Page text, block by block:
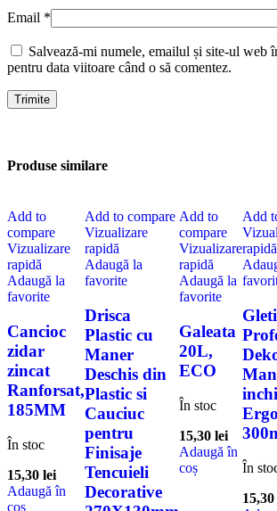
Email *
Salvează-mi numele, emailul și site-ul web
pentru data viitoare când o să comentez.
Produse similare
Add to
compare
Vizualizare
rapidă
Adaugă la
favorite
Cancioc
zidar
zincat
Ranforsat,
185MM
În stoc
15,30 lei
Adaugă în
coș
Add to compare
Vizualizare
rapidă
Adaugă la
favorite
Drisca
Plastic cu
Maner
Deschis din
Plastic si
Cauciuc
pentru
Finisaje
Tencuieli
Decorative
Add to
compare
Vizualizare
rapidă
Adaugă la
favorite
Galeata
20L,
ECO
În stoc
15,30 lei
Adaugă în
coș
Add
rapidă
În
15,30